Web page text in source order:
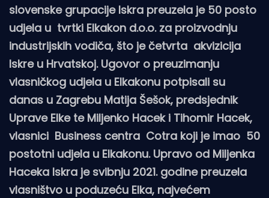
slovenske grupacije Iskra preuzela je 50 posto
udjela u tvrtki Elkakon d.o.o. za proizvodnju
industrijskih vodiča, što je četvrta akvizicija
Iskre u Hrvatskoj. Ugovor o preuzimanju
vlasničkog udjela u Elkakonu potpisali su
danas u Zagrebu Matija Šešok, predsjednik
Uprave Elke te Miljenko Hacek i Tihomir Hacek,
vlasnici Business centra Cotra koji je imao 50
postotni udjela u Elkakonu. Upravo od Miljenka
Haceka Iskra je svibnju 2021. godine preuzela
vlasništvo u poduzeću Elka, najvećem